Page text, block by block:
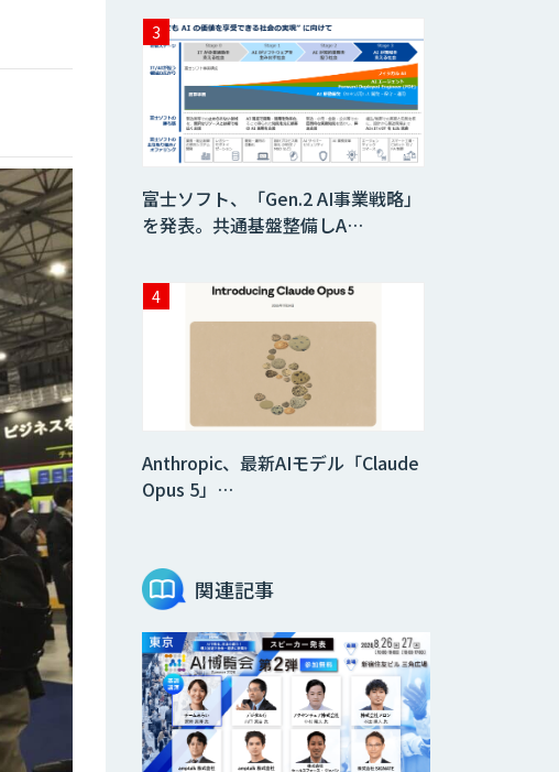
富士ソフト、「Gen.2 AI事業戦略」
を発表。共通基盤整備しA…
Anthropic、最新AIモデル「Claude
Opus 5」…
関連記事